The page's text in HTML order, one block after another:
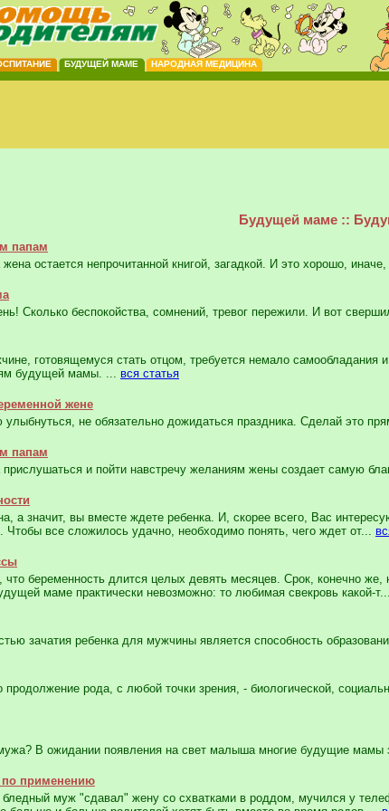
БУДУЩЕЙ МАМЕ НАРОДНАЯ МЕДИЦИНА
Будущей маме ::
папам
остается непрочитанной книгой, загадкой. И это хорошо,
Сколько беспокойства, сомнений, тревог пережили. И вот
готовящемуся стать отцом, требуется немало самообладания
будущей мамы. ... вся статья
жене
не обязательно дожидаться праздника. Сделай это
папам
и пойти навстречу желаниям жены создает самую
а значит, вы вместе ждете ребенка. И, скорее всего, Вас
все сложилось удачно, необходимо понять, чего ждет от...
беременность длится целых девять месяцев. Срок, конечно же,
маме практически невозможно: то любимая свекровь какой-т...
зачатия ребенка для мужчины является способность
рода, с любой точки зрения, - биологической,
В ожидании появления на свет малыша многие будущие мамы
по применению
муж "сдавал" жену со схватками в роддом, мучился у